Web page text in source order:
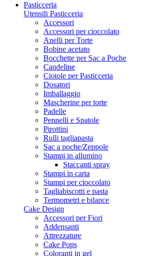
Pasticceria
Utensili Pasticceria
Accessori
Accessori per cioccolato
Anelli per Torte
Bobine acetato
Bocchette per Sac a Poche
Candeline
Ciotole per Pasticceria
Dosatori
Imballaggio
Mascherine per torte
Padelle
Pennelli e Spatole
Pirottini
Rulli tagliapasta
Sac a poche/Zeppole
Stampi in allumino
Staccanti spray
Stampi in carta
Stampi per cioccolato
Tagliabiscotti e pasta
Termometri e bilance
Cake Design
Accessori per Fiori
Addensanti
Attrezzature
Cake Pops
Coloranti in gel